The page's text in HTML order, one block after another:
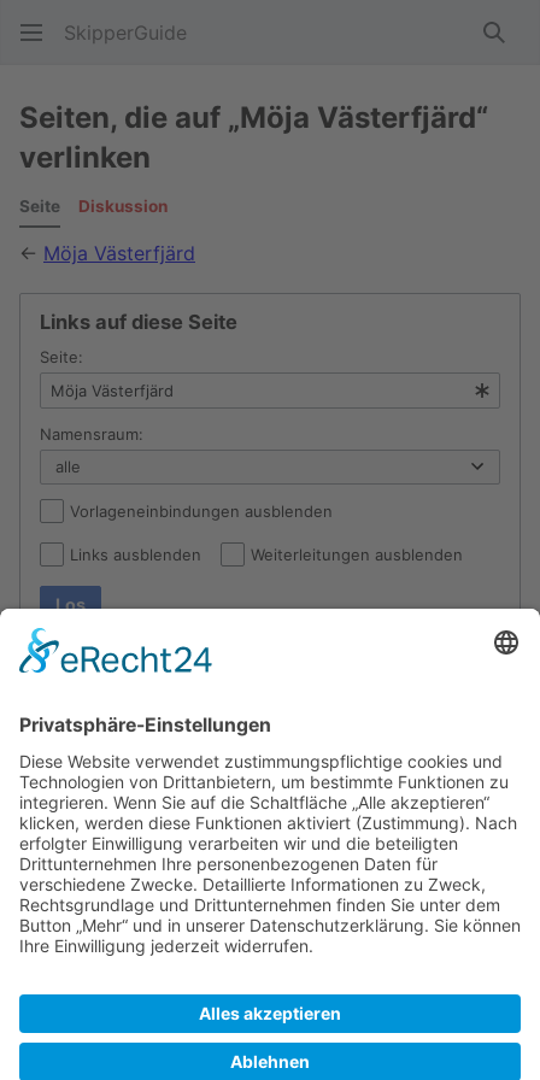
SkipperGuide
Seiten, die auf „Möja Västerfjärd“
verlinken
Seite Diskussion
← Möja Västerfjärd
Links auf diese Seite
Seite:
Namensraum:
Vorlageneinbindungen ausblenden
Links ausblenden Weiterleitungen ausblenden
Los
Die folgenden Seiten verlinken auf
Angezeigt werden 3 Einträge.
Zeige (vorherige 50|nächste 50) (20|50 |100|250
|500)
Stockholms skärgård/Große Fahrwasser (← Links)
Möjafjärd (← Links)
Blidösund (← Links)
Zeige (vorherige 50|nächste 50